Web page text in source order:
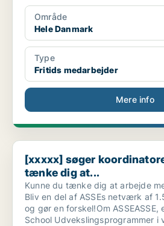
Område
Hele Danmark
Type
Fritids medarbejder
Mere info
[xxxxx] søger koordinatorer! Kunne
[xxxxx] søger
tænke dig at...
Kunne du tænke dig at arbejde
Bliv en del af ASSEs netværk af
og gør en forskel!Om
School Udvekslingsprogrammer i